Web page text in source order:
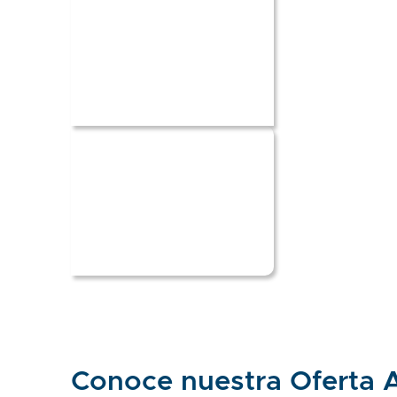
Conoce nuestra Oferta